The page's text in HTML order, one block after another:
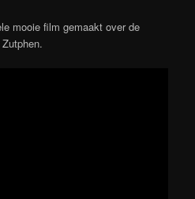
mooie film gemaakt over de